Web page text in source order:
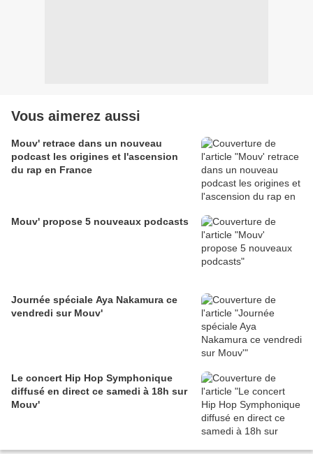
Vous aimerez aussi
Mouv' retrace dans un nouveau
podcast les origines et l'ascension
du rap en France
Mouv' propose 5 nouveaux podcasts
Journée spéciale Aya Nakamura ce
vendredi sur Mouv'
Le concert Hip Hop Symphonique
diffusé en direct ce samedi à 18h sur
Mouv'